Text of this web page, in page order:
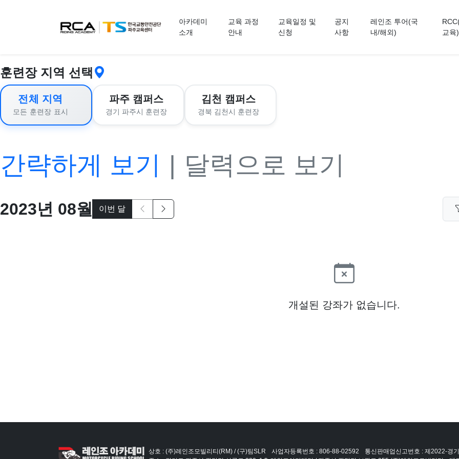
아카데미
소개
교육 과정
안내
교육일정 및
신청
공지
사항
레인조 투어(국
내/해외)
교육)
훈련장 지역 선택
전체 지역
모든 훈련장 표시
파주 캠퍼스
경기 파주시 훈련장
김천 캠퍼스
경북 김천시 훈련장
간략하게 보기 | 달력으로 보기
2023년 08월 이번 달
개설된 강좌가 없습니다.
상호 : (주)레인조모빌리티(RM) / (구)팀SLR 사업자등록번호 : 806-88-02592 통신판매업신고번호 : 제2022-경